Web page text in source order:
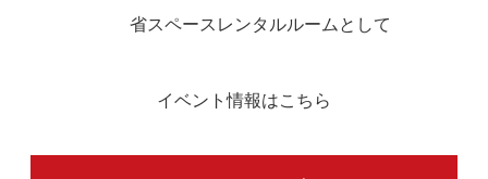
省スペースレンタルルームとして
イベント情報はこちら